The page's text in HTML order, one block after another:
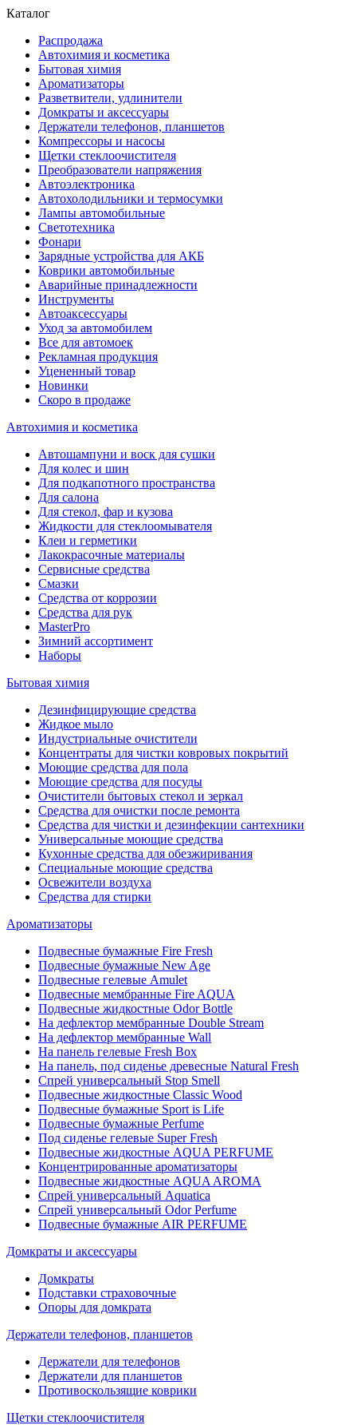
Каталог
Распродажа
Автохимия и косметика
Бытовая химия
Ароматизаторы
Разветвители, удлинители
Домкраты и аксессуары
Держатели телефонов, планшетов
Компрессоры и насосы
Щетки стеклоочистителя
Преобразователи напряжения
Автоэлектроника
Автохолодильники и термосумки
Лампы автомобильные
Светотехника
Фонари
Зарядные устройства для АКБ
Коврики автомобильные
Аварийные принадлежности
Инструменты
Автоаксессуары
Уход за автомобилем
Все для автомоек
Рекламная продукция
Уцененный товар
Новинки
Скоро в продаже
Автохимия и косметика
Автошампуни и воск для сушки
Для колес и шин
Для подкапотного пространства
Для салона
Для стекол, фар и кузова
Жидкости для стеклоомывателя
Клеи и герметики
Лакокрасочные материалы
Сервисные средства
Смазки
Средства от коррозии
Средства для рук
MasterPro
Зимний ассортимент
Наборы
Бытовая химия
Дезинфицирующие средства
Жидкое мыло
Индустриальные очистители
Концентраты для чистки ковровых покрытий
Моющие средства для пола
Моющие средства для посуды
Очистители бытовых стекол и зеркал
Средства для очистки после ремонта
Средства для чистки и дезинфекции сантехники
Универсальные моющие средства
Кухонные средства для обезжиривания
Специальные моющие средства
Освежители воздуха
Средства для стирки
Ароматизаторы
Подвесные бумажные Fire Fresh
Подвесные бумажные New Age
Подвесные гелевые Amulet
Подвесные мембранные Fire AQUA
Подвесные жидкостные Odor Bottle
На дефлектор мембранные Double Stream
На дефлектор мембранные Wall
На панель гелевые Fresh Box
На панель, под сиденье древесные Natural Fresh
Спрей универсальный Stop Smell
Подвесные жидкостные Classic Wood
Подвесные бумажные Sport is Life
Подвесные бумажные Perfume
Под сиденье гелевые Super Fresh
Подвесные жидкостные AQUA PERFUME
Концентрированные ароматизаторы
Подвесные жидкостные AQUA AROMA
Спрей универсальный Aquatica
Спрей универсальный Odor Perfume
Подвесные бумажные AIR PERFUME
Домкраты и аксессуары
Домкраты
Подставки страховочные
Опоры для домкрата
Держатели телефонов, планшетов
Держатели для телефонов
Держатели для планшетов
Противоскользящие коврики
Щетки стеклоочистителя